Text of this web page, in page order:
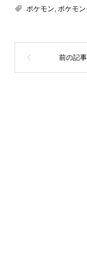
ポケモン, ポケモ